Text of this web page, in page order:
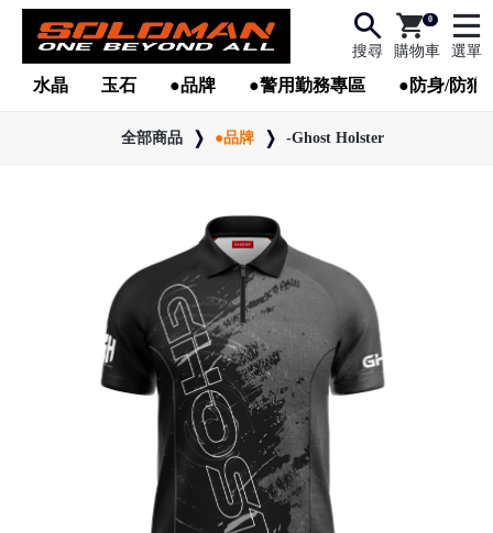
0
購物車
搜尋 選單
水晶 玉石 ●品牌 ●警用勤務專區 ●防身/防狼
全部商品 ●品牌 -Ghost Holster